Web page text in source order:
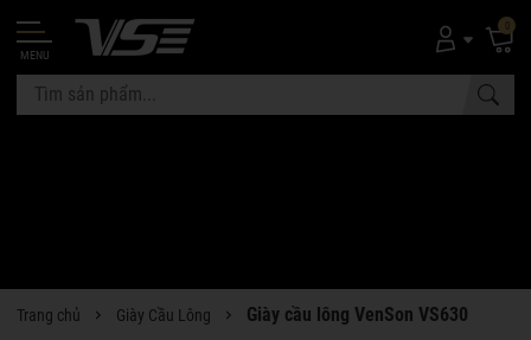
MENU
0
Trang chủ Giày Cầu Lông Giày cầu lông VenSon VS630